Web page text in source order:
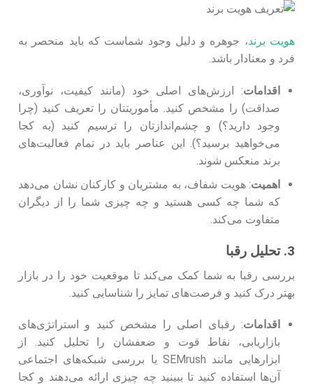
هویت برند، جوهره و دلیل وجود شماست که باید منحصر به‌
فرد و معنادار باشد.
اقدامات: ارزش‌های اصلی خود (مانند کیفیت، نوآوری،
صداقت) را مشخص کنید. مأموریتتان را تعریف کنید (چرا
وجود دارید؟) و چشم‌اندازتان را ترسیم کنید (به کجا
می‌خواهید برسید؟). این عناصر باید در تمام فعالیت‌های
برند منعکس شوند.
اهمیت: هویت شفاف، به مشتریان و کارکنان نشان می‌دهد
که شما چه کسی هستید و چه چیزی شما را از دیگران
متفاوت می‌کند.
3. تحلیل رقبا
بررسی رقبا به شما کمک می‌کند تا موقعیت خود را در بازار
بهتر درک کنید و فرصت‌های تمایز را شناسایی کنید.
اقدامات: رقبای اصلی را مشخص کنید و استراتژی‌های
بازاریابی، نقاط قوت و ضعفشان را تحلیل کنید. از
ابزارهایی مانند SEMrush یا بررسی شبکه‌های اجتماعی
آن‌ها استفاده کنید تا ببینید چه چیزی ارائه می‌دهند و کجا